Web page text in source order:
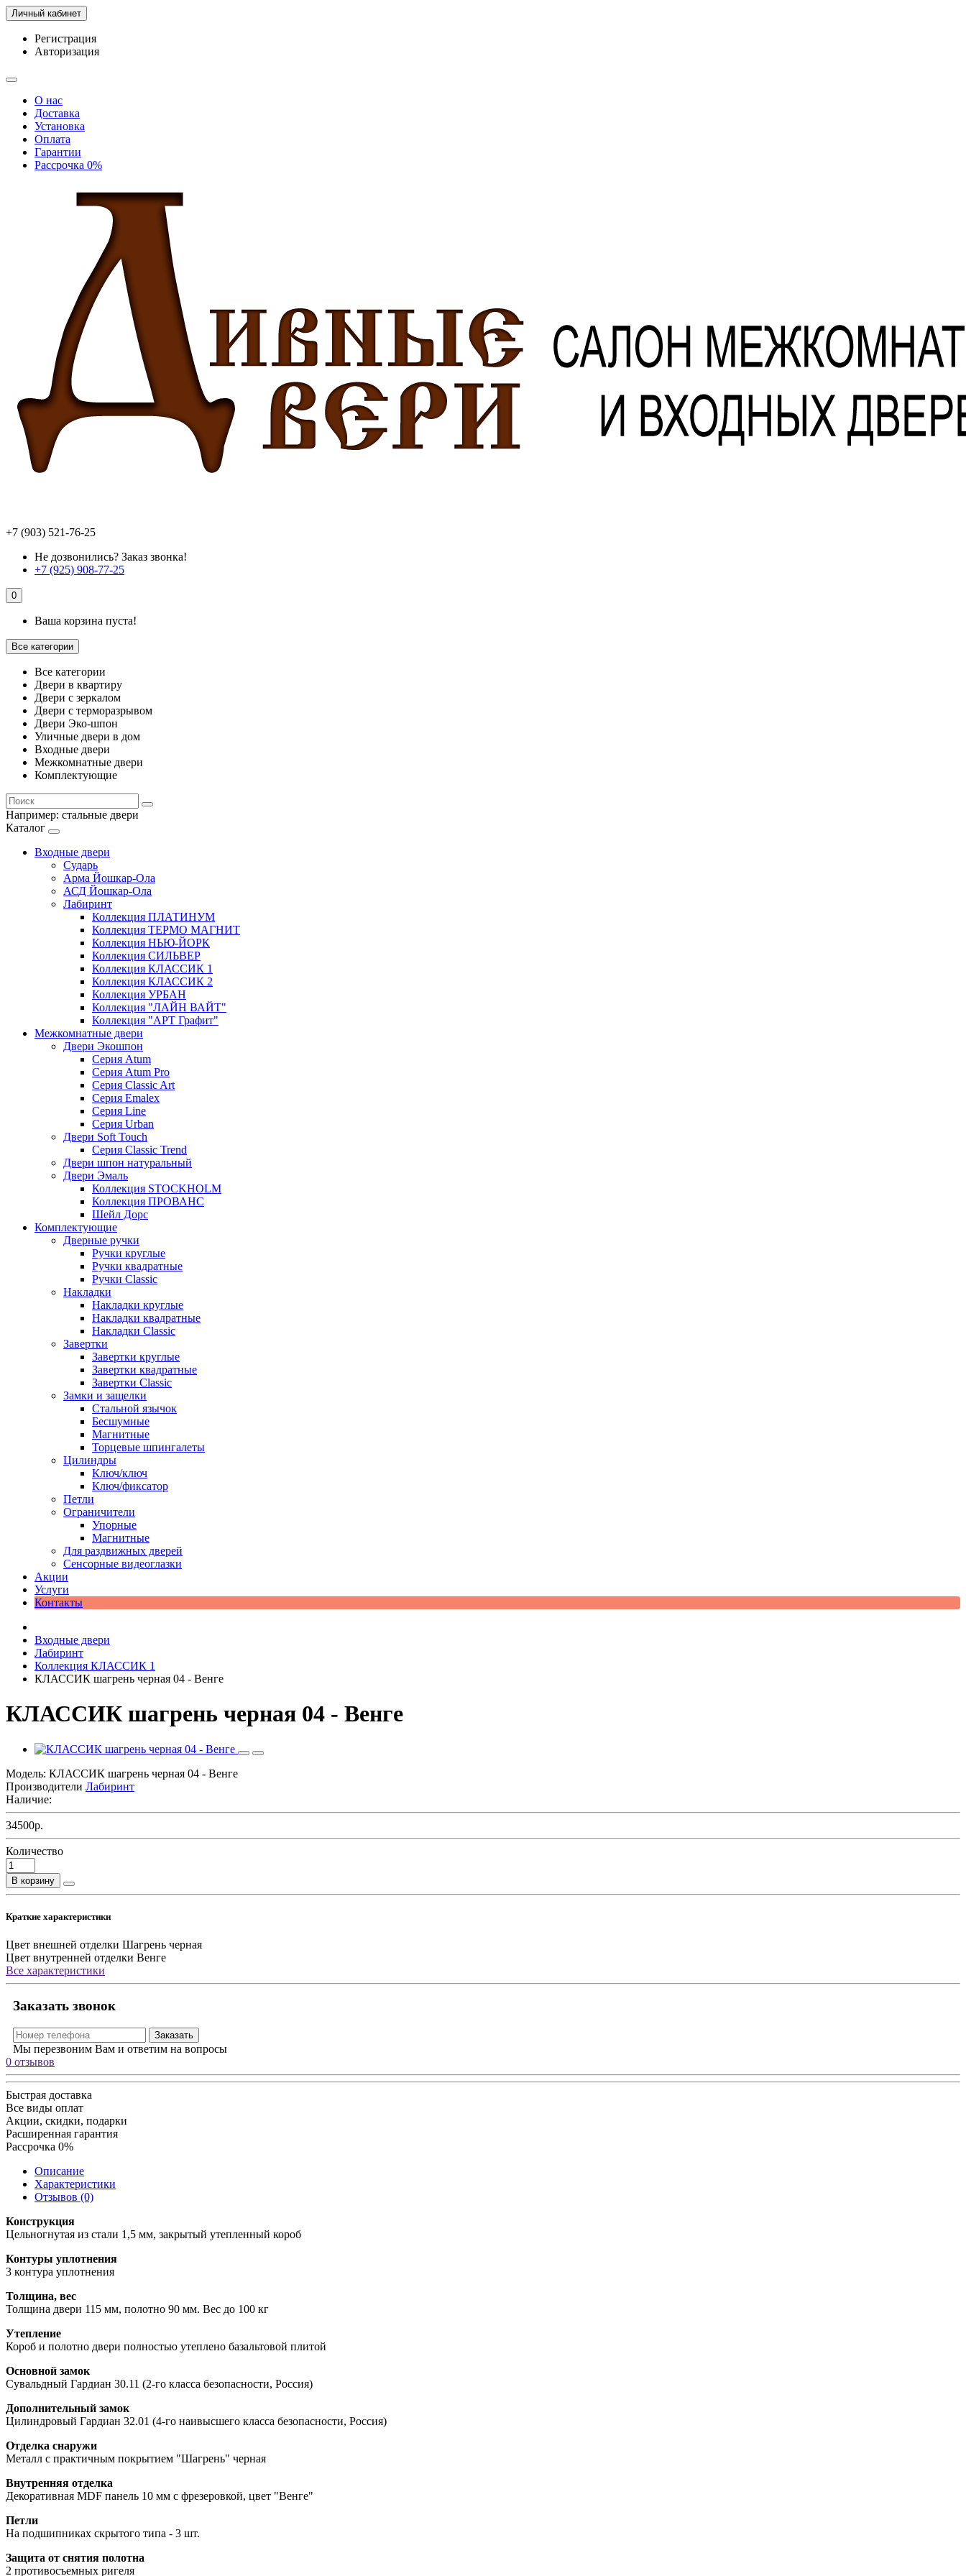
Личный кабинет
Регистрация
Авторизация
О нас
Доставка
Установка
Оплата
Гарантии
Рассрочка 0%
+7 (903) 521-76-25
Не дозвонились? Заказ звонка!
+7 (925) 908-77-25
0
Ваша корзина пуста!
Все категории
Все категории
Двери в квартиру
Двери с зеркалом
Двери с терморазрывом
Двери Эко-шпон
Уличные двери в дом
Входные двери
Межкомнатные двери
Комплектующие
Например: стальные двери
Каталог
Входные двери
Сударь
Арма Йошкар-Ола
АСД Йошкар-Ола
Лабиринт
Коллекция ПЛАТИНУМ
Коллекция ТЕРМО МАГНИТ
Коллекция НЬЮ-ЙОРК
Коллекция СИЛЬВЕР
Коллекция КЛАССИК 1
Коллекция КЛАССИК 2
Коллекция УРБАН
Коллекция "ЛАЙН ВАЙТ"
Коллекция "AРT Графит"
Межкомнатные двери
Двери Экошпон
Серия Atum
Серия Atum Pro
Серия Classic Art
Серия Emalex
Серия Line
Серия Urban
Двери Soft Touch
Серия Classic Trend
Двери шпон натуральный
Двери Эмаль
Коллекция STOCKHOLM
Коллекция ПРОВАНС
Шейл Дорс
Комплектующие
Дверные ручки
Ручки круглые
Ручки квадратные
Ручки Classic
Накладки
Накладки круглые
Накладки квадратные
Накладки Classic
Завертки
Завертки круглые
Завертки квадратные
Завертки Classic
Замки и защелки
Стальной язычок
Бесшумные
Магнитные
Торцевые шпингалеты
Цилиндры
Ключ/ключ
Ключ/фиксатор
Петли
Ограничители
Упорные
Магнитные
Для раздвижных дверей
Сенсорные видеоглазки
Акции
Услуги
Контакты
Входные двери
Лабиринт
Коллекция КЛАССИК 1
КЛАССИК шагрень черная 04 - Венге
КЛАССИК шагрень черная 04 - Венге
Модель: КЛАССИК шагрень черная 04 - Венге
Производители Лабиринт
Наличие:
34500р.
Количество
В корзину
Краткие характеристики
Цвет внешней отделки Шагрень черная
Цвет внутренней отделки Венге
Все характеристики
Заказать звонок
Заказать
Мы перезвоним Вам и ответим на вопросы
0 отзывов
Быстрая доставка
Все виды оплат
Акции, скидки, подарки
Расширенная гарантия
Рассрочка 0%
Описание
Характеристики
Отзывов (0)
Конструкция
Цельногнутая из стали 1,5 мм, закрытый утепленный короб
Контуры уплотнения
3 контура уплотнения
Толщина, вес
Толщина двери 115 мм, полотно 90 мм. Вес до 100 кг
Утепление
Короб и полотно двери полностью утеплено базальтовой плитой
Основной замок
Сувальдный Гардиан 30.11 (2-го класса безопасности, Россия)
Дополнительный замок
Цилиндровый Гардиан 32.01 (4-го наивысшего класса безопасности, Россия)
Отделка снаружи
Металл с практичным покрытием "Шагрень" черная
Внутренняя отделка
Декоративная MDF панель 10 мм с фрезеровкой, цвет "Венге"
Петли
На подшипниках скрытого типа - 3 шт.
Защита от снятия полотна
2 противосъемных ригеля